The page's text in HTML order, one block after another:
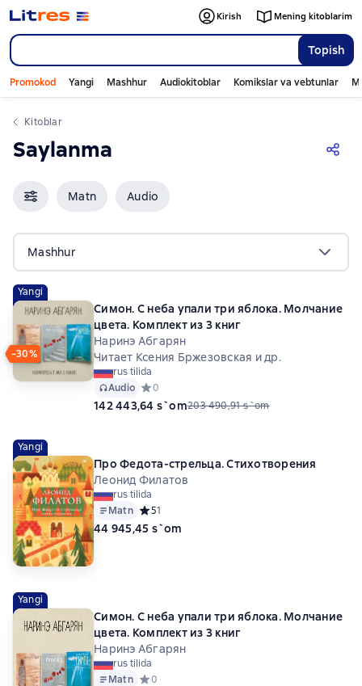
Topish
Kirish Mening kitoblarim
Promokod Yangi Mashhur Audiokitoblar Komikslar va vebtunlar
Kitoblar
Saylanma
Matn Audio
Mashhur
Yangi
−30%
Симон. С неба упали три яблока. Молчание
цвета. Комплект из 3 книг
Наринэ Абгарян
Читает Ксения Бржезовская и др.
rus tilida
Audio Средний рейтинг 0 на основе 0 оценок
0
142 443,64 s`om203 490,91 s`om
Yangi
Про Федота-стрельца. Стихотворения
Леонид Филатов
rus tilida
Matn Средний рейтинг 5 на основе 1 оценок
51
44 945,45 s`om
Yangi
Симон. С неба упали три яблока. Молчание
цвета. Комплект из 3 книг
Наринэ Абгарян
rus tilida
Matn Средний рейтинг 0 на основе 0 оценок
0